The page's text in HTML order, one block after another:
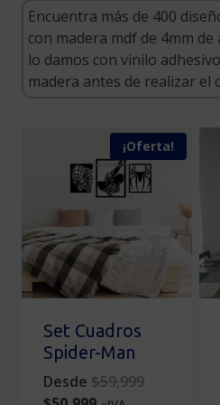
¡Oferta!
Set Cuadros
Spider-Man
Desde $59,999Original